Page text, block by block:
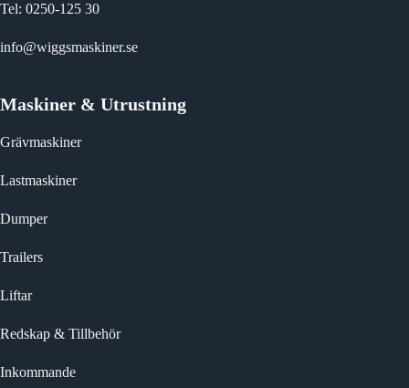
Tel: 0250-125 30
info@wiggsmaskiner.se
Maskiner & Utrustning
Grävmaskiner
Lastmaskiner
Dumper
Trailers
Liftar
Redskap & Tillbehör
Inkommande